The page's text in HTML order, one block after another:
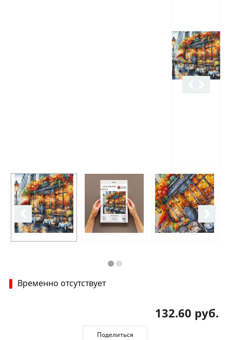
Временно отсутствует
132.60 руб.
Поделиться